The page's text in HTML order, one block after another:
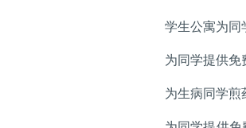
学生公寓为同
为同学提供免
为生病同学煎